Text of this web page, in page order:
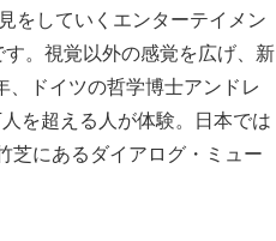
をしていくエンターテイメン
。視覚以外の感覚を広げ、新
、ドイツの哲学博士アンドレ
を超える人が体験。日本では
芝にあるダイアログ・ミュー